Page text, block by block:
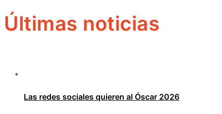
Últimas noticias
Las redes sociales quieren al Óscar 2026